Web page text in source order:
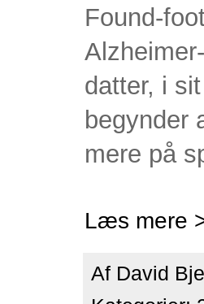
Found-
datter, i
begynder
mere på
Læs mere
Af David